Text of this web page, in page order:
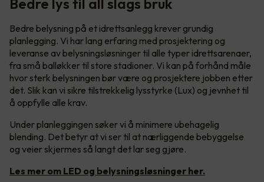
Bedre lys til all slags bruk
Bedre belysning på et idrettsanlegg krever grundig
planlegging. Vi har lang erfaring med prosjektering og
leveranse av belysningsløsninger til alle typer idrettsarenaer,
fra små balløkker til store stadioner. Vi kan på forhånd måle
hvor sterk belysningen bør være og prosjektere jobben etter
det. Slik kan vi sikre tilstrekkelig lysstyrke (Lux) og jevnhet til
å oppfylle alle krav.
Under planleggingen søker vi å minimere ubehagelig
blending. Det betyr at vi ser til at nærliggende bebyggelse
og veier skjermes så langt det lar seg gjøre.
Les mer om LED og belysningsløsninger her.